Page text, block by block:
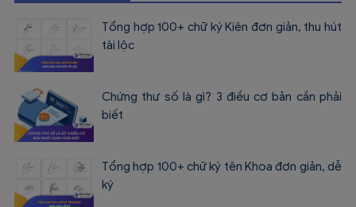
Tổng hợp 100+ chữ ký Kiên đơn giản, thu hút
tài lộc
Chứng thư số là gì? 3 điều cơ bản cần phải
biết
Tổng hợp 100+ chữ ký tên Khoa đơn giản, dễ
ký